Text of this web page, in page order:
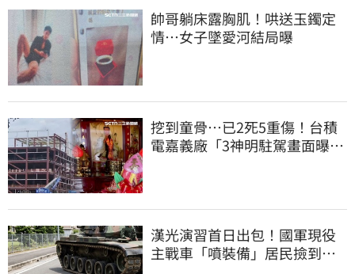
帥哥躺床露胸肌！哄送玉鐲定
情…女子墜愛河結局曝
挖到童骨…已2死5重傷！台積
電嘉義廠「3神明駐駕畫面曝
漢光演習首日出包！國軍現役
主戰車「噴裝備」居民撿到零